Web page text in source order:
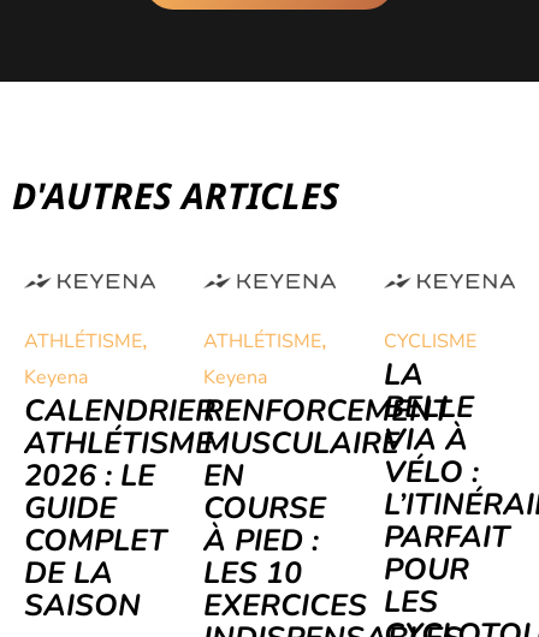
D'AUTRES ARTICLES
ATHLÉTISME,
Keyena
CALENDRIER
ATHLÉTISME
2026 : LE
GUIDE
COMPLET
DE LA
SAISON
ATHLÉTISME,
Keyena
RENFORCEMENT
MUSCULAIRE
EN
COURSE
À PIED :
LES 10
EXERCICES
CYCLISME
LA
BELLE
VIA À
VÉLO :
PARFAIT
POUR
LES